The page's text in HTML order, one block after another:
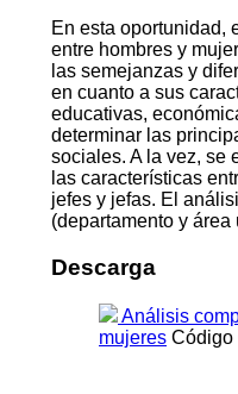
En esta oportunidad,
entre hombres y
las semejanzas y
en cuanto a sus
educativas,
determinar las
sociales. A la vez, se
las características
jefes y jefas. El
(departamento y
Descarga
Análisis
mujeres Código